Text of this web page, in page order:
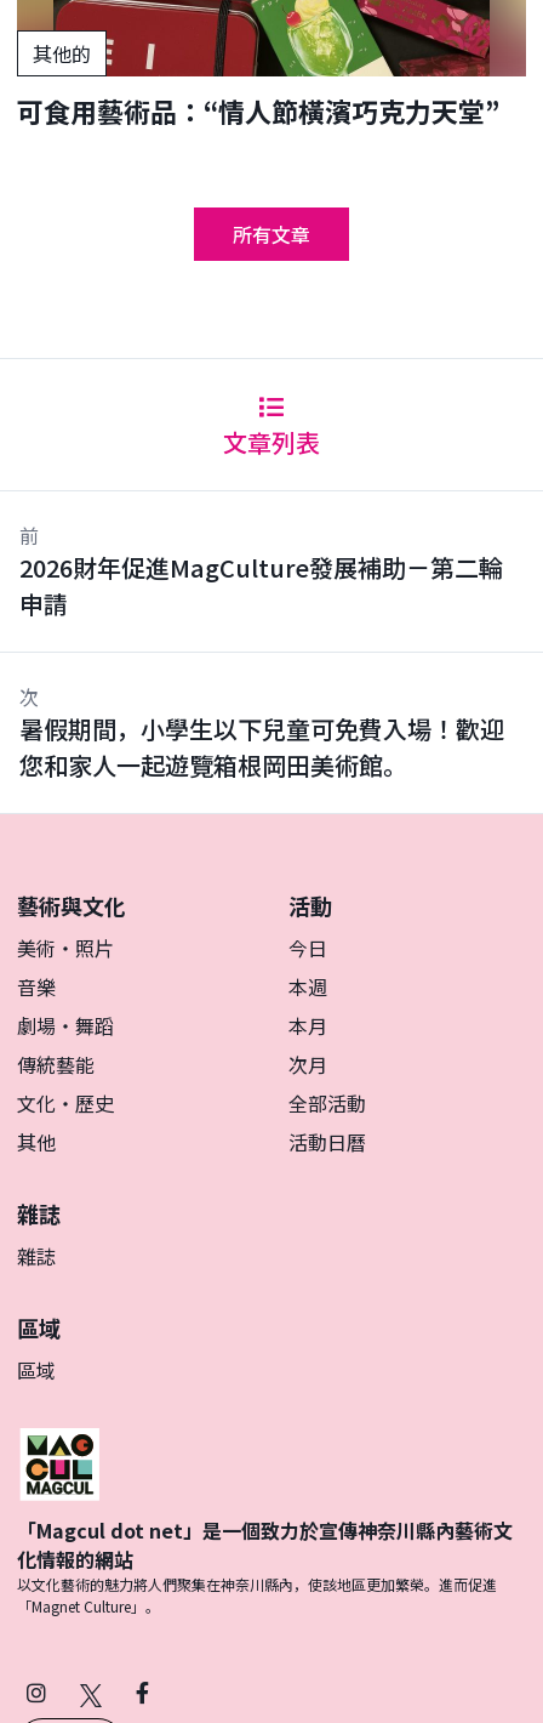
其他的
可食用藝術品：“情人節橫濱巧克力天堂”
所有文章
文章列表
前
2026財年促進MagCulture發展補助－第二輪
申請
次
暑假期間，小學生以下兒童可免費入場！歡迎
您和家人一起遊覽箱根岡田美術館。
藝術與文化
美術・照片
音樂
劇場・舞蹈
傳統藝能
文化・歷史
其他
活動
今日
本週
本月
次月
全部活動
活動日曆
雜誌
雜誌
區域
區域
「Magcul dot net」是一個致力於宣傳神奈川縣內藝術文
化情報的網站
以文化藝術的魅力將人們聚集在神奈川縣內，使該地區更加繁榮。進而促進
「Magnet Culture」。
InstagramFacebook